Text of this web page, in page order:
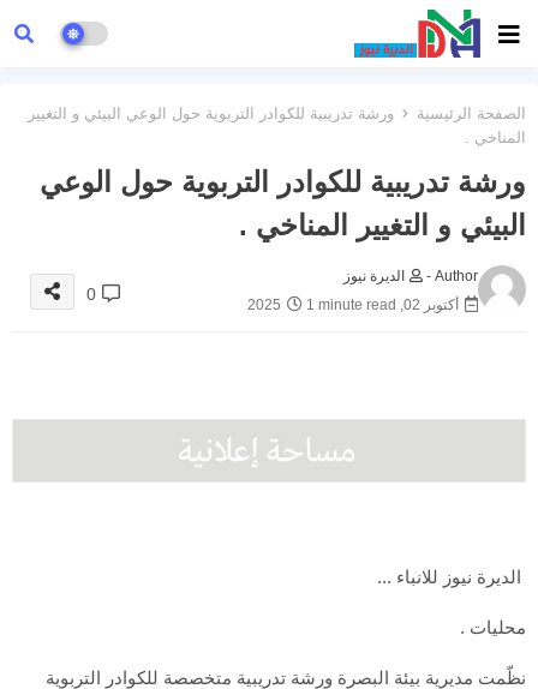
الصفحة الرئيسية
ورشة تدريبية للكوادر التربوية حول الوعي البيئي و التغيير
المناخي .
ورشة تدريبية للكوادر التربوية حول الوعي
البيئي و التغيير المناخي .
Author -
الديرة نيوز
أكتوبر 02, 2025
1 minute read
0
الديرة نيوز للانباء ...
محليات .
نظّمت مديرية بيئة البصرة ورشة تدريبية متخصصة للكوادر التربوية